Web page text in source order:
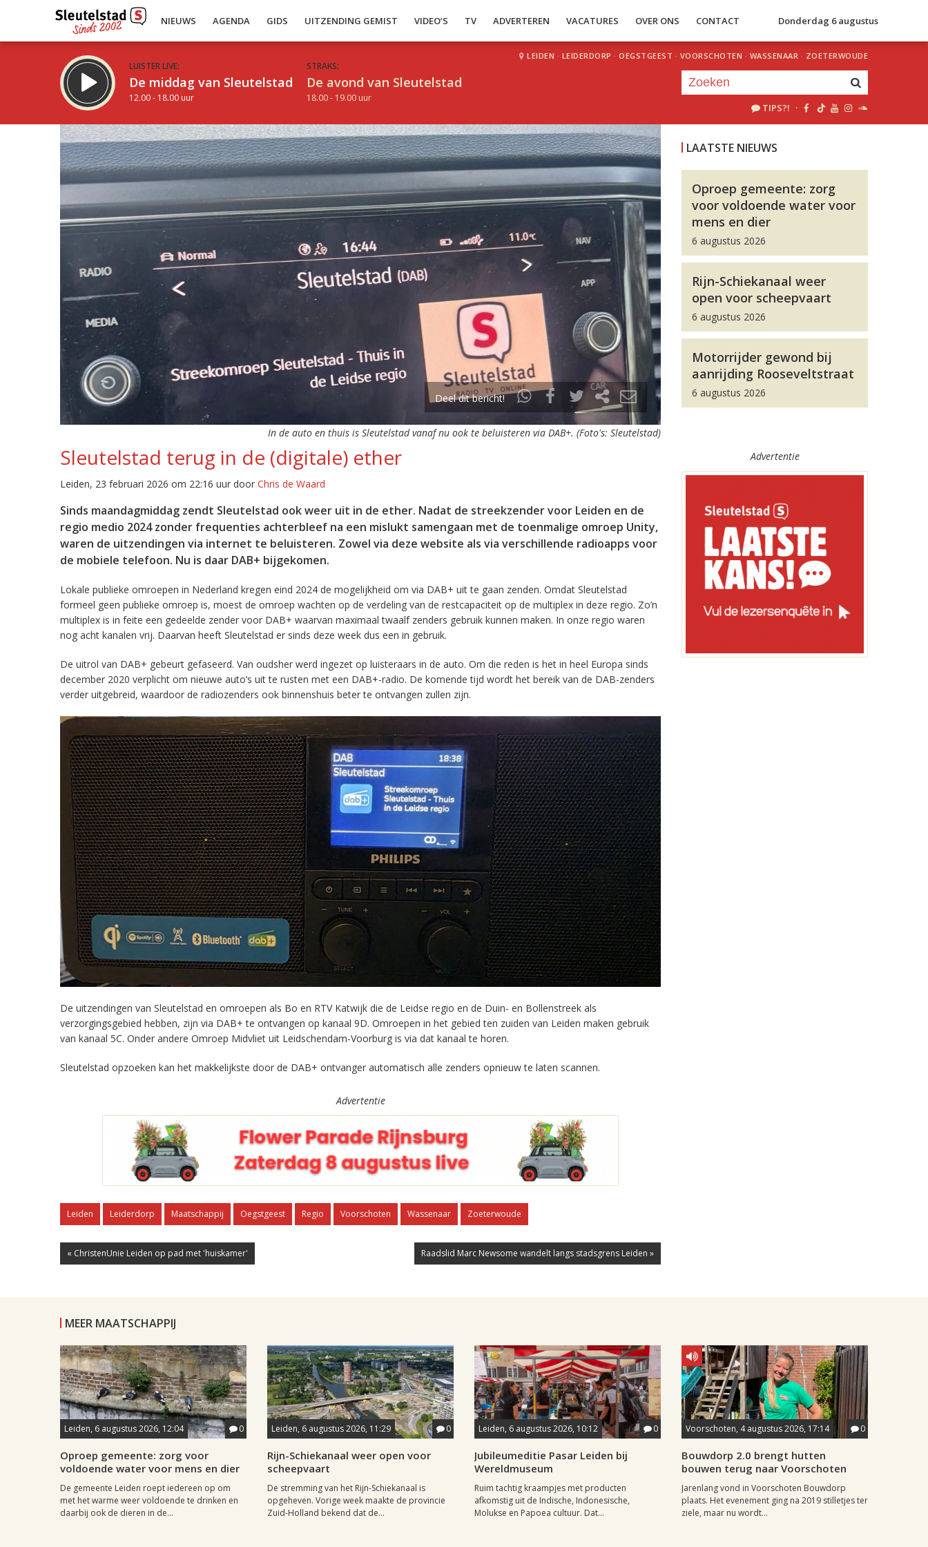
NIEUWS AGENDA GIDS UITZENDING GEMIST VIDEO’S TV ADVERTEREN VACATURES OVER ONS CONTACT Donderdag 6 augustus
LUISTER LIVE:
De middag van Sleutelstad
12.00 - 18.00 uur
STRAKS:
De avond van Sleutelstad
18.00 - 19.00 uur
LEIDEN · LEIDERDORP · OEGSTGEEST · VOORSCHOTEN · WASSENAAR · ZOETERWOUDE
TIPS?! ·
Deel dit bericht!
In de auto en thuis is Sleutelstad vanaf nu ook te beluisteren via DAB+. (Foto's: Sleutelstad)
Sleutelstad terug in de (digitale) ether
Leiden, 23 februari 2026 om 22:16 uur door Chris de Waard
Sinds maandagmiddag zendt Sleutelstad ook weer uit in de ether. Nadat de streekzender voor Leiden en de
regio medio 2024 zonder frequenties achterbleef na een mislukt samengaan met de toenmalige omroep Unity,
waren de uitzendingen via internet te beluisteren. Zowel via deze website als via verschillende radioapps voor
de mobiele telefoon. Nu is daar DAB+ bijgekomen.
Lokale publieke omroepen in Nederland kregen eind 2024 de mogelijkheid om via DAB+ uit te gaan zenden. Omdat Sleutelstad
formeel geen publieke omroep is, moest de omroep wachten op de verdeling van de restcapaciteit op de multiplex in deze regio. Zo’n
multiplex is in feite een gedeelde zender voor DAB+ waarvan maximaal twaalf zenders gebruik kunnen maken. In onze regio waren
nog acht kanalen vrij. Daarvan heeft Sleutelstad er sinds deze week dus een in gebruik.
De uitrol van DAB+ gebeurt gefaseerd. Van oudsher werd ingezet op luisteraars in de auto. Om die reden is het in heel Europa sinds
december 2020 verplicht om nieuwe auto’s uit te rusten met een DAB+-radio. De komende tijd wordt het bereik van de DAB-zenders
verder uitgebreid, waardoor de radiozenders ook binnenshuis beter te ontvangen zullen zijn.
De uitzendingen van Sleutelstad en omroepen als Bo en RTV Katwijk die de Leidse regio en de Duin- en Bollenstreek als
verzorgingsgebied hebben, zijn via DAB+ te ontvangen op kanaal 9D. Omroepen in het gebied ten zuiden van Leiden maken gebruik
van kanaal 5C. Onder andere Omroep Midvliet uit Leidschendam-Voorburg is via dat kanaal te horen.
Sleutelstad opzoeken kan het makkelijkste door de DAB+ ontvanger automatisch alle zenders opnieuw te laten scannen.
Advertentie
Leiden Leiderdorp Maatschappij Oegstgeest Regio Voorschoten Wassenaar Zoeterwoude
« ChristenUnie Leiden op pad met 'huiskamer' Raadslid Marc Newsome wandelt langs stadsgrens Leiden »
LAATSTE NIEUWS
Oproep gemeente: zorg
voor voldoende water voor
mens en dier
6 augustus 2026
Rijn-Schiekanaal weer
open voor scheepvaart
6 augustus 2026
Motorrijder gewond bij
aanrijding Rooseveltstraat
6 augustus 2026
Advertentie
MEER MAATSCHAPPIJ
Leiden, 6 augustus 2026, 12:04 0
Oproep gemeente: zorg voor
voldoende water voor mens en dier
De gemeente Leiden roept iedereen op om
met het warme weer voldoende te drinken en
daarbij ook de dieren in de...
Leiden, 6 augustus 2026, 11:29 0
Rijn-Schiekanaal weer open voor
scheepvaart
De stremming van het Rijn-Schiekanaal is
opgeheven. Vorige week maakte de provincie
Zuid-Holland bekend dat de...
Leiden, 6 augustus 2026, 10:12 0
Jubileumeditie Pasar Leiden bij
Wereldmuseum
Ruim tachtig kraampjes met producten
afkomstig uit de Indische, Indonesische,
Molukse en Papoea cultuur. Dat...
Voorschoten, 4 augustus 2026, 17:14 0
Bouwdorp 2.0 brengt hutten
bouwen terug naar Voorschoten
Jarenlang vond in Voorschoten Bouwdorp
plaats. Het evenement ging na 2019 stilletjes ter
ziele, maar nu wordt...